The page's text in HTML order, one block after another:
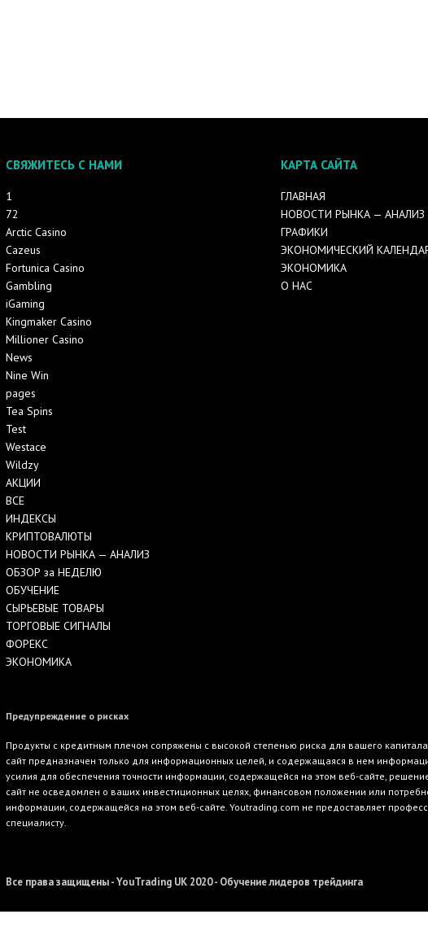
СВЯЖИТЕСЬ С НАМИ
1
72
Arctic Casino
Cazeus
Fortunica Casino
Gambling
iGaming
Kingmaker Casino
Millioner Casino
News
Nine Win
pages
Tea Spins
Test
Westace
Wildzy
АКЦИИ
ВСЕ
ИНДЕКСЫ
КРИПТОВАЛЮТЫ
НОВОСТИ РЫНКА — АНАЛИЗ
ОБЗОР за НЕДЕЛЮ
ОБУЧЕНИЕ
СЫРЬЕВЫЕ ТОВАРЫ
ТОРГОВЫЕ СИГНАЛЫ
ФОРЕКС
ЭКОНОМИКА
КАРТА САЙТА
ГЛАВНАЯ
НОВОСТИ РЫНКА — АНАЛИЗ
ГРАФИКИ
ЭКОНОМИЧЕСКИЙ
ЭКОНОМИКА
О НАС
Предупреждение о рисках
Продукты с кредитным плечом сопряжены с высокой степенью риска для вашего
сайт предназначен только для информационных целей, и содержащаяся в нем
усилия для обеспечения точности информации, содержащейся на этом веб-сайте,
сайт не осведомлен о ваших инвестиционных целях, финансовом положении или
информации, содержащейся на этом веб-сайте. Youtrading.com не предоставляет
специалисту.
Все права защищены - YouTrading UK 2020 - Обучение лидеров трейдинга